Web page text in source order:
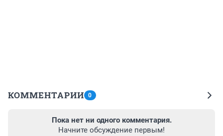
КОММЕНТАРИИ 0
Пока нет ни одного комментария.
Начните обсуждение первым!